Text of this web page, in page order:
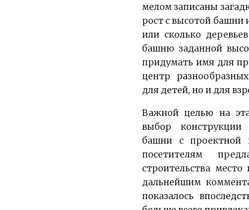
мелом записаны
рост с высотой башни
или сколько
башню заданной
придумать имя для
центр
для детей, но и для
Важной целью на
выбор конструкции
башни с проектной
посетителям
строительства
дальнейшим
показалось